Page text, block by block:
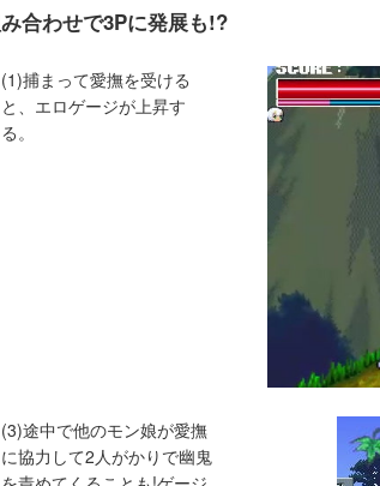
合わせで3Pに発展も!?
(1)捕まって愛撫を受ける
と、エロゲージが上昇す
る。
(3)途中で他のモン娘が愛撫
に協力して2人がかりで幽鬼